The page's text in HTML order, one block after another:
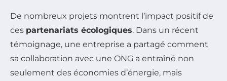
De nombreux projets montrent l’impact positif de
ces partenariats écologiques. Dans un récent
témoignage, une entreprise a partagé comment
sa collaboration avec une ONG a entraîné non
seulement des économies d’énergie, mais